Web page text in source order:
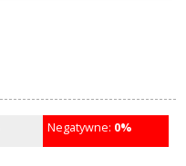
Negatywne: 0%